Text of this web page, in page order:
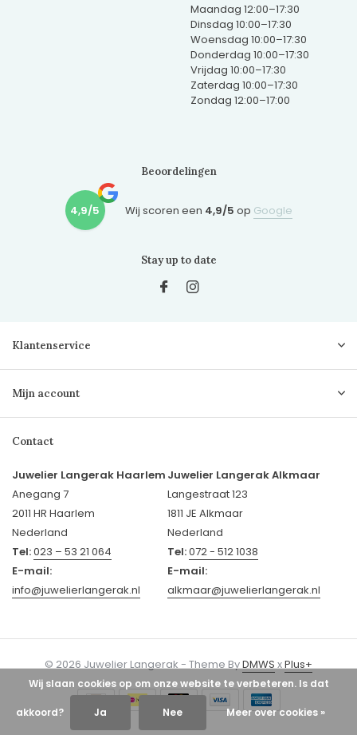
Maandag 12:00–17:30
Dinsdag 10:00–17:30
Woensdag 10:00–17:30
Donderdag 10:00–17:30
Vrijdag 10:00–17:30
Zaterdag 10:00–17:30
Zondag 12:00–17:00
Beoordelingen
4,9/5 Wij scoren een 4,9/5 op Google
Stay up to date
Klantenservice
Mijn account
Contact
Juwelier Langerak Haarlem
Anegang 7
2011 HR Haarlem
Nederland
Tel:023 – 53 21 064
E-mail:
info@juwelierlangerak.nl
Juwelier Langerak Alkmaar
Langestraat 123
1811 JE Alkmaar
Nederland
Tel:072 - 512 1038
E-mail:
alkmaar@juwelierlangerak.nl
© 2026 Juwelier Langerak - Theme ByDMWSxPlus+
Wij slaan cookies op om onze website te verbeteren. Is dat
akkoord? Ja Nee Meer over cookies »